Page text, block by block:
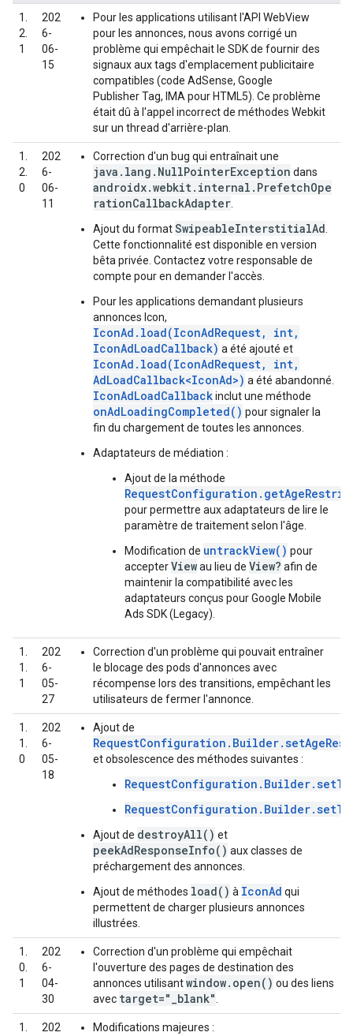
1.
2.
1
202
6-
06-
15
Pour les applications utilisant l'API WebView
pour les annonces, nous avons corrigé un
problème qui empêchait le SDK de fournir des
signaux aux tags d'emplacement publicitaire
compatibles (code AdSense, Google
Publisher Tag, IMA pour HTML5). Ce problème
était dû à l'appel incorrect de méthodes Webkit
sur un thread d'arrière-plan.
1.
2.
0
202
6-
06-
11
Correction d'un bug qui entraînait une
java.lang.NullPointerException dans
androidx.webkit.internal.PrefetchOpe
rationCallbackAdapter
Ajout du formatSwipeableInterstitialAd
Cette fonctionnalité est disponible en version
bêta privée. Contactez votre responsable de
compte pour en demander l'accès.
Pour les applications demandant plusieurs
annonces Icon,
IconAd.load(IconAdRequest, int,
IconAdLoadCallback) a été ajouté et
IconAd.load(IconAdRequest, int,
AdLoadCallback<IconAd>) a été abandonné.
IconAdLoadCallbackinclut une méthode
onAdLoadingCompleted() pour signaler la
fin du chargement de toutes les annonces.
Adaptateurs de médiation :
Ajout de la méthode
pour permettre aux adaptateurs de lire le
paramètre de traitement selon l'âge.
Modification de untrackView() pour
accepterViewau lieu de View? afin de
maintenir la compatibilité avec les
adaptateurs conçus pourGoogle Mobile
Ads SDK (Legacy)
1.
1.
1
202
6-
05-
27
Correction d'un problème qui pouvait entraîner
le blocage des pods d'annonces avec
récompense lors des transitions, empêchant les
utilisateurs de fermer l'annonce.
1.
1.
0
202
6-
05-
18
Ajout de
et obsolescence des méthodes suivantes :
Ajout de destroyAll() et
peekAdResponseInfo() aux classes de
préchargement des annonces.
Ajout de méthodes load() à IconAd qui
permettent de charger plusieurs annonces
illustrées.
1.
0.
1
202
6-
04-
30
Correction d'un problème qui empêchait
l'ouverture des pages de destination des
annonces utilisantwindow.open() ou des liens
avec target="_blank"
1.
202
Modifications majeures :